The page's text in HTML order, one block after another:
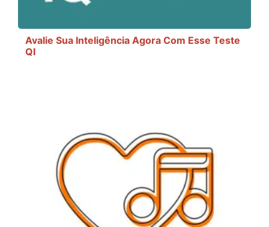
Avalie Sua Inteligência Agora Com Esse Teste
QI